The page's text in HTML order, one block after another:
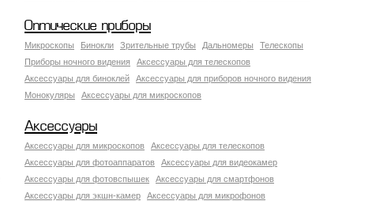
Оптические приборы
Микроскопы Бинокли Зрительные трубы Дальномеры
Телескопы
Приборы ночного видения
Аксессуары для телескопов
Аксессуары для биноклей
Аксессуары для приборов ночного видения
Монокуляры
Аксессуары для микроскопов
Аксессуары
Аксессуары для микроскопов
Аксессуары для телескопов
Аксессуары для фотоаппаратов
Аксессуары для видеокамер
Аксессуары для фотовспышек
Аксессуары для смартфонов
Аксессуары для экшн-камер
Аксессуары для микрофонов